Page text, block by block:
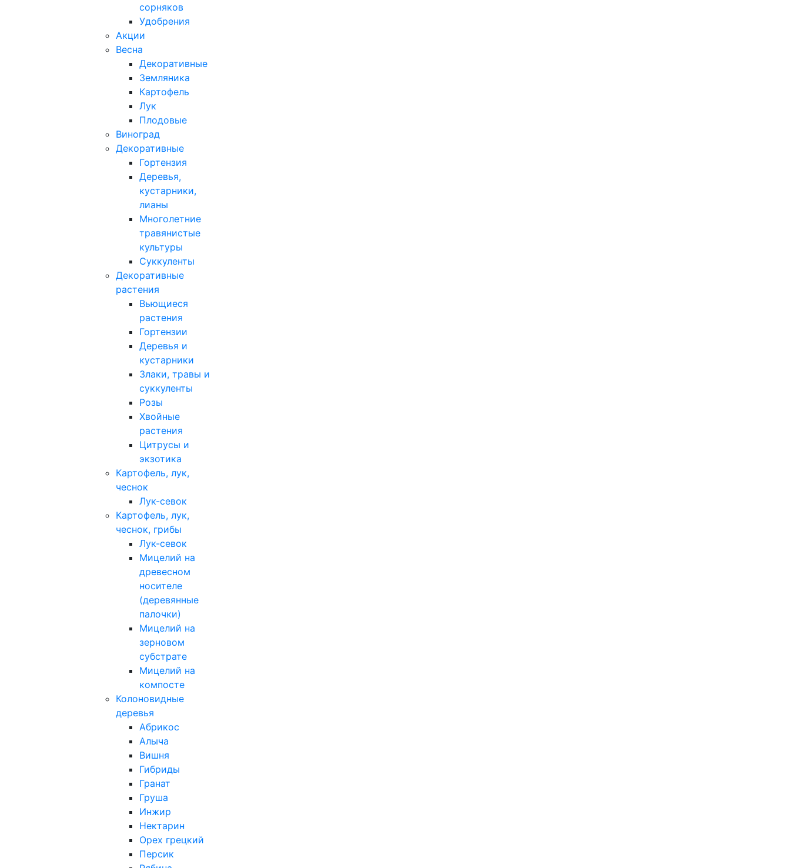
сорняков
Удобрения
Акции
Весна
Декоративные
Земляника
Картофель
Лук
Плодовые
Виноград
Декоративные
Гортензия
Деревья,
кустарники,
лианы
Многолетние
травянистые
культуры
Суккуленты
Декоративные
растения
Вьющиеся
растения
Гортензии
Деревья и
кустарники
Злаки, травы и
суккуленты
Розы
Хвойные
растения
Цитрусы и
экзотика
Картофель, лук,
чеснок
Лук-севок
Картофель, лук,
чеснок, грибы
Лук-севок
Мицелий на
древесном
носителе
(деревянные
палочки)
Мицелий на
зерновом
субстрате
Мицелий на
компосте
Колоновидные
деревья
Абрикос
Алыча
Вишня
Гибриды
Гранат
Груша
Инжир
Нектарин
Орех грецкий
Персик